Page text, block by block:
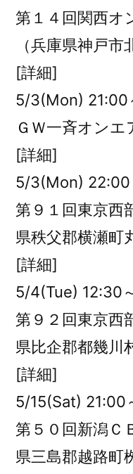
第１４回関西オ
（兵庫県神戸市
[詳細]
5/3(Mon) 21:00
ＧＷ一斉オンエ
[詳細]
5/3(Mon)
第９１回東京西
県秩父郡横瀬町
[詳細]
5/4(Tue) 12:30
第９２回東京西
県比企郡都幾川
[詳細]
5/15(Sat) 21:00
第５０回新潟Ｃ
県三島郡越路町